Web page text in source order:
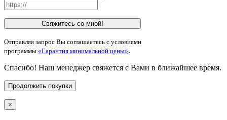
Свяжитесь со мной!
Отправляя запрос Вы соглашаетесь с условиями
программы «Гарантия минимальной цены».
Спасибо! Наш менеджер свяжется с Вами в ближайшее время.
Продолжить покупки
×